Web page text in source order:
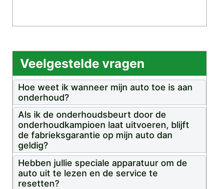
Veelgestelde vragen
Hoe weet ik wanneer mijn auto toe is aan
onderhoud?
Als ik de onderhoudsbeurt door de
onderhoudkampioen laat uitvoeren, blijft
de fabrieksgarantie op mijn auto dan
geldig?
Hebben jullie speciale apparatuur om de
auto uit te lezen en de service te
resetten?